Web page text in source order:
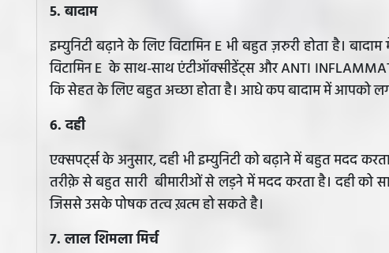
5. बादाम
इम्युनिटी बढ़ाने के लिए विटामिन E भी बहुत ज़रुरी होता है। बादाम
विटामिन E के साथ-साथ एंटीऑक्सीडेंट्स और ANTI
कि सेहत के लिए बहुत अच्छा होता है। आधे कप बादाम में आपको
6. दही
एक्सपर्ट्स के अनुसार, दही भी इम्युनिटी को बढ़ाने में बहुत मदद
तरीक़े से बहुत सारी बीमारीओं से लड़ने में मदद करता है। दही को
जिससे उसके पोषक तत्व ख़त्म हो सकते है।
7. लाल शिमला मिर्च